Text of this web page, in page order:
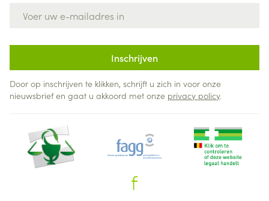
Inschrijven
Door op inschrijven te klikken, schrijft u zich in voor onze
nieuwsbrief en gaat u akkoord met onze privacy policy.